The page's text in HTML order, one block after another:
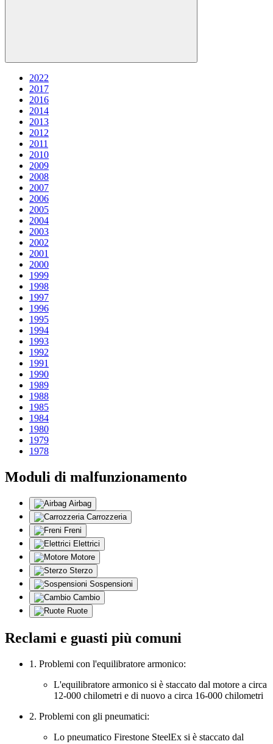
2022
2017
2016
2014
2013
2012
2011
2010
2009
2008
2007
2006
2005
2004
2003
2002
2001
2000
1999
1998
1997
1996
1995
1994
1993
1992
1991
1990
1989
1988
1985
1984
1980
1979
1978
Moduli di malfunzionamento
Airbag
Carrozzeria
Freni
Elettrici
Motore
Sterzo
Sospensioni
Cambio
Ruote
Reclami e guasti più comuni
1. Problemi con l'equilibratore armonico:
L'equilibratore armonico si è staccato dal motore a circa
12-000 chilometri e di nuovo a circa 16-000 chilometri
2. Problemi con gli pneumatici:
Lo pneumatico Firestone SteelEx si è staccato dal